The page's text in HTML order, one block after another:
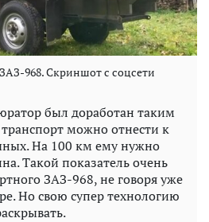
968. Скриншот с соцсети
был доработан таким
можно отнести к
На 100 км ему нужно
Такой показатель очень
ЗАЗ-968, не говоря уже
Но свою супер технологию